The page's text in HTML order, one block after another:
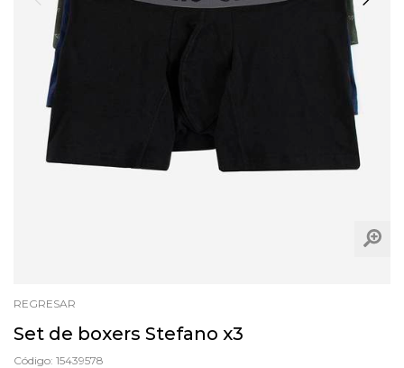
REGRESAR
Set de boxers Stefano x3
Código: 15439578